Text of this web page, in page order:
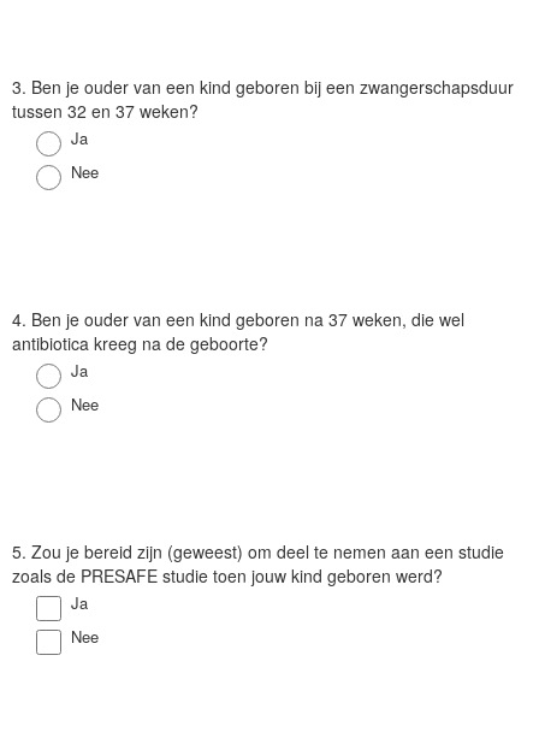
V
r
3. Ben je ouder van een kind geboren bij een zwangerschapsduur
tussen 32 en 37 weken?
Antwoord
Ja
Antwoord
Nee
V
r
4. Ben je ouder van een kind geboren na 37 weken, die wel
antibiotica kreeg na de geboorte?
Antwoord
Ja
Antwoord
Nee
V
r
5. Zou je bereid zijn (geweest) om deel te nemen aan een studie
zoals de PRESAFE studie toen jouw kind geboren werd?
Antwoord
Ja
Antwoord
Nee